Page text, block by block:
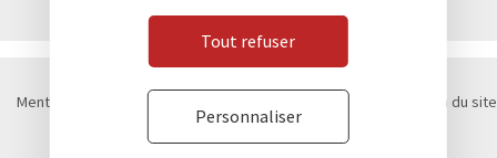
Mentions légales
Plan du site
Contact
Marchés publics
Tout refuser
Personnaliser